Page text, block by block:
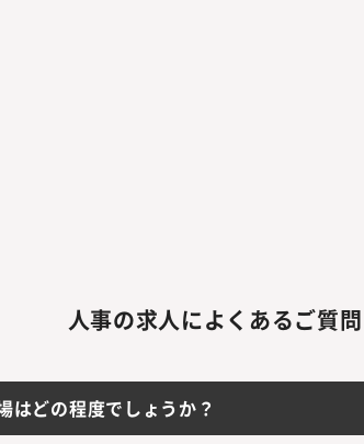
人事の求人によくあるご質問
はどの程度でしょうか？